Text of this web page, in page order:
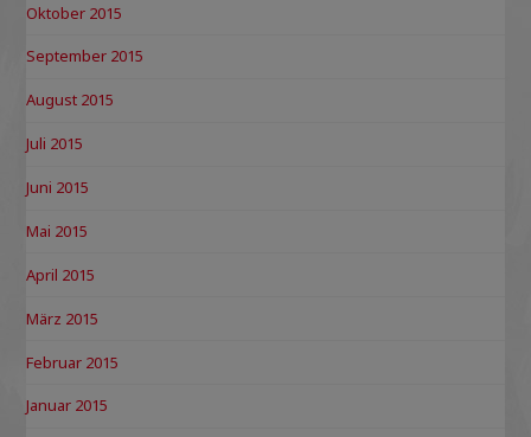
Oktober 2015
September 2015
August 2015
Juli 2015
Juni 2015
Mai 2015
April 2015
März 2015
Februar 2015
Januar 2015